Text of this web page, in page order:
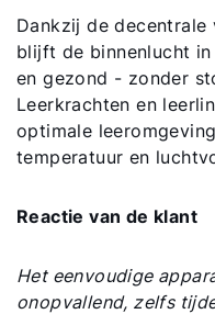
Dankzij de decentrale
blijft de binnenlucht
en gezond - zonder
Leerkrachten en
optimale
temperatuur en
Reactie van de klant
Het eenvoudige
onopvallend, zelfs